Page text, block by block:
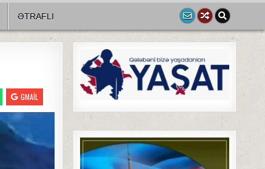
ƏTRAFLI
GMAIL